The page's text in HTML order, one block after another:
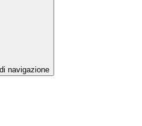
navigazione